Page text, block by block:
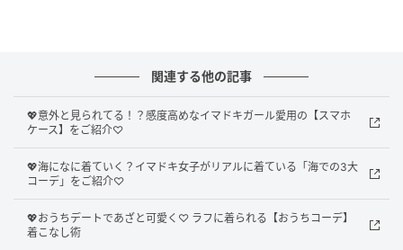
上品見えが叶う♡ 美シルエットにひと目惚れ
関連する他の記事
💖意外と見られてる！？感度高めなイマドキガール愛用の【スマホ
ケース】をご紹介♡
💖海になに着ていく？イマドキ女子がリアルに着ている「海での3大
コーデ」をご紹介♡
💖おうちデートであざと可愛く♡ ラフに着られる【おうちコーデ】
着こなし術